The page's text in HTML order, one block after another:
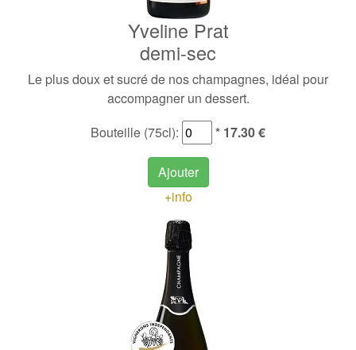
Yveline Prat
demi-sec
Le plus doux et sucré de nos champagnes, idéal pour
accompagner un dessert.
Bouteille (75cl):
* 17.30 €
Ajouter
+info